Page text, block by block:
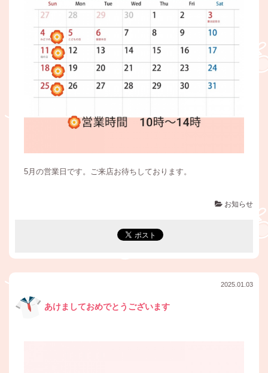
5月の営業日です。ご来店お待ちしております。
お知らせ
2025.01.03
あけましておめでとうございます